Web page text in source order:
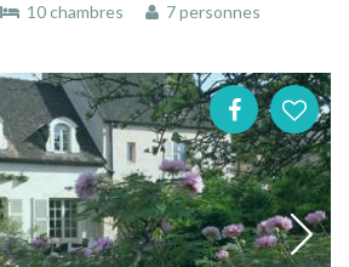
10 chambres 7 personnes